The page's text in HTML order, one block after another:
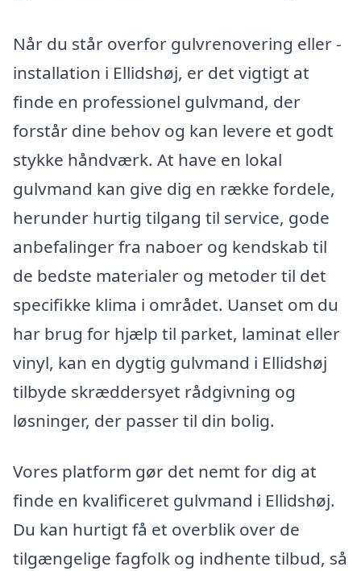
Når du står overfor gulvrenovering eller -
installation i Ellidshøj, er det vigtigt at
finde en professionel gulvmand, der
forstår dine behov og kan levere et godt
stykke håndværk. At have en lokal
gulvmand kan give dig en række fordele,
herunder hurtig tilgang til service, gode
anbefalinger fra naboer og kendskab til
de bedste materialer og metoder til det
specifikke klima i området. Uanset om du
har brug for hjælp til parket, laminat eller
vinyl, kan en dygtig gulvmand i Ellidshøj
tilbyde skræddersyet rådgivning og
løsninger, der passer til din bolig.
Vores platform gør det nemt for dig at
finde en kvalificeret gulvmand i Ellidshøj.
Du kan hurtigt få et overblik over de
tilgængelige fagfolk og indhente tilbud, så